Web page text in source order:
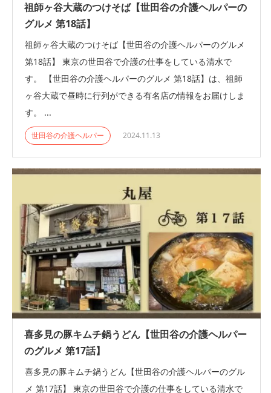
祖師ヶ谷大蔵のつけそば【世田谷の介護ヘルパーの
グルメ 第18話】
祖師ヶ谷大蔵のつけそば【世田谷の介護ヘルパーのグルメ
第18話】 東京の世田谷で介護の仕事をしている清水で
す。 【世田谷の介護ヘルパーのグルメ 第18話】は、祖師
ヶ谷大蔵で昼時に行列ができる有名店の情報をお届けしま
す。 ...
世田谷の介護ヘルパー 2024.11.13
喜多見の豚キムチ鍋うどん【世田谷の介護ヘルパー
のグルメ 第17話】
喜多見の豚キムチ鍋うどん【世田谷の介護ヘルパーのグル
メ 第17話】 東京の世田谷で介護の仕事をしている清水で